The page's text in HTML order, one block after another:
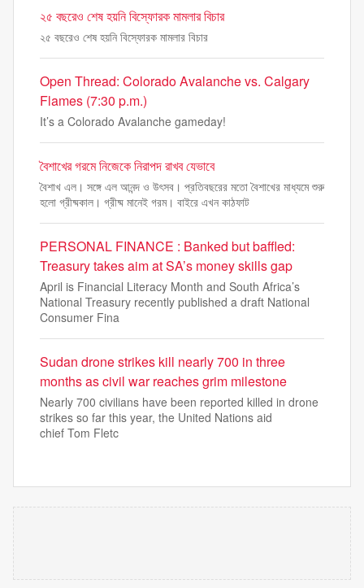
২৫ বছরেও শেষ হয়নি বিস্ফোরক মামলার বিচার
২৫ বছরেও শেষ হয়নি বিস্ফোরক মামলার বিচার
Open Thread: Colorado Avalanche vs. Calgary
Flames (7:30 p.m.)
It’s a Colorado Avalanche gameday!
বৈশাখের গরমে নিজেকে নিরাপদ রাখব যেভাবে
বৈশাখ এল। সঙ্গে এল আনন্দ ও উৎসব। প্রতিবছরের মতো বৈশাখের মাধ্যমে শুরু
হলো গ্রীষ্মকাল। গ্রীষ্ম মানেই গরম। বাইরে এখন কাঠফাট
PERSONAL FINANCE : Banked but baffled:
Treasury takes aim at SA’s money skills gap
April is Financial Literacy Month and South Africa’s
National Treasury recently published a draft National
Consumer Fina
Sudan drone strikes kill nearly 700 in three
months as civil war reaches grim milestone
Nearly 700 civilians have been reported killed in drone
strikes so far this year, the United Nations aid
chief Tom Fletc